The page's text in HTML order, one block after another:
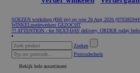
SOEZEN workshop (€60 pp) op woe 26 Aug 2026
WINKELmedewerkers GEZOCHT
!!! ATTENTION - for NEXT-DAY delivery, ORDER today
Zoeken
Postcodecheck
Bekijk hele assortiment